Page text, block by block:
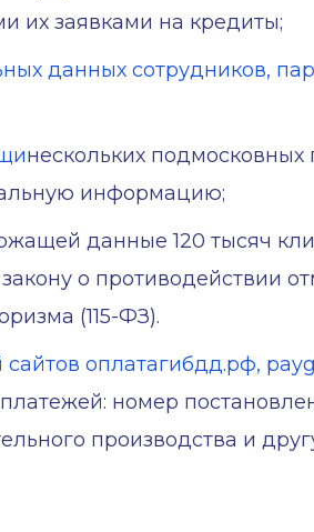
их заявками на кредиты;
данных сотрудников,
нескольких подмосковных
информацию;
данные 120 тысяч
о противодействии
(115-ФЗ).
оплатагибдд.рф,
номер
производства и